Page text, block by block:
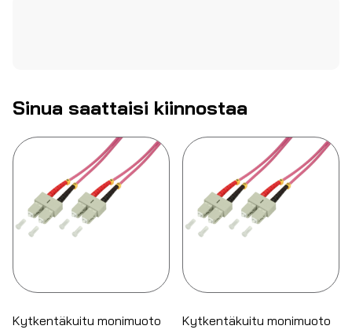
Sinua saattaisi kiinnostaa
Kytkentäkuitu monimuoto
Kytkentäkuitu monimuoto